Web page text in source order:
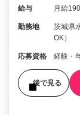
給与 月給
勤務地
茨城県
OK）
応募資格 経験・
後で見る